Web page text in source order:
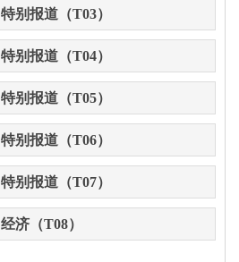
特别报道（T03）
特别报道（T04）
特别报道（T05）
特别报道（T06）
特别报道（T07）
经济（T08）